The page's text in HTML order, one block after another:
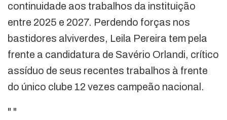
continuidade aos trabalhos da instituição
entre 2025 e 2027. Perdendo forças nos
bastidores alviverdes, Leila Pereira tem pela
frente a candidatura de Savério Orlandi, crítico
assíduo de seus recentes trabalhos à frente
do único clube 12 vezes campeão nacional.
" "